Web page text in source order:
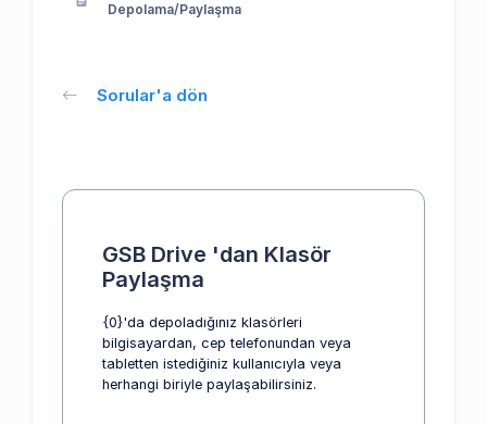
Depolama/Paylaşma
Sorular'a dön
GSB Drive 'dan Klasör
Paylaşma
{0}'da depoladığınız klasörleri
bilgisayardan, cep telefonundan veya
tabletten istediğiniz kullanıcıyla veya
herhangi biriyle paylaşabilirsiniz.